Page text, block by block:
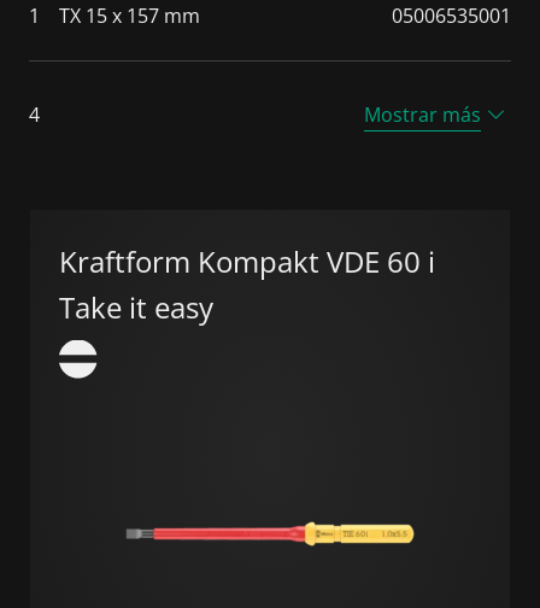
1
TX 15 x 157 mm 05006535001
4 Mostrar más
Kraftform Kompakt VDE 60 i
Take it easy